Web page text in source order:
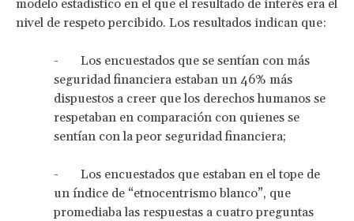
modelo estadístico en el que el resultado de interés era el
nivel de respeto percibido. Los resultados indican que:
- Los encuestados que se sentían con más
seguridad financiera estaban un 46% más
dispuestos a creer que los derechos humanos se
respetaban en comparación con quienes se
sentían con la peor seguridad financiera;
- Los encuestados que estaban en el tope de
un índice de “etnocentrismo blanco”, que
promediaba las respuestas a cuatro preguntas